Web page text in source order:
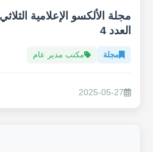
العدد 4
مجلة مكتب مدير عام
2025-05-27